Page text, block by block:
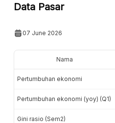
Data Pasar
07 June 2026
Nama
Pertumbuhan ekonomi
Pertumbuhan ekonomi (yoy) (Q1)
Gini rasio (Sem2)